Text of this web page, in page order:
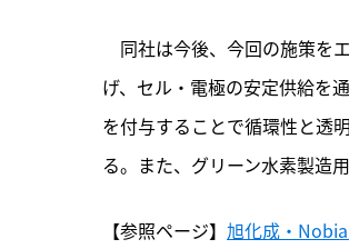
同社は今後、今回の施策を
げ、セル・電極の安定供給を
を付与することで循環性と透
る。また、グリーン水素製造
【参照ページ】 旭化成・